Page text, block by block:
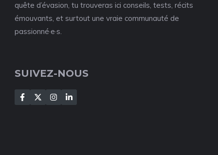
quête d’évasion, tu trouveras ici conseils, tests, récits
émouvants, et surtout une vraie communauté de
passionné·e·s.
SUIVEZ-NOUS